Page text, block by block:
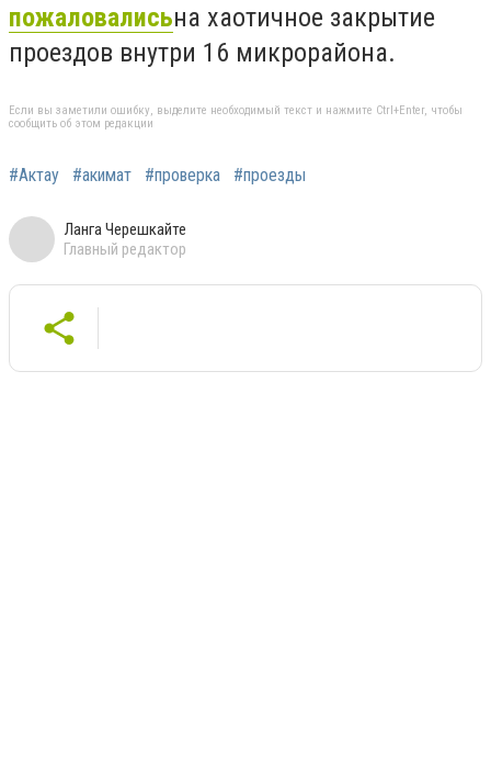
пожаловалисьна хаотичное закрытие
проездов внутри 16 микрорайона.
Если вы заметили ошибку, выделите необходимый текст и нажмите Ctrl+Enter, чтобы
сообщить об этом редакции
#Актау #акимат #проверка #проезды
Ланга Черешкайте
Главный редактор